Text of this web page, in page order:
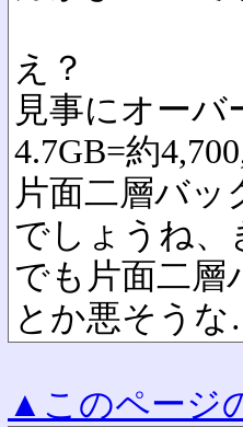
え？
見事にオー
4.7GB=約
片面二層バ
でしょうね、
でも片面二層
とか悪そう
▲このページ